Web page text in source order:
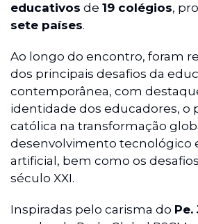
educativos de 19 colégios,
sete países.
Ao longo do encontro, foram
dos principais desafios da
contemporânea, com
identidade dos educadores, o
católica na transformação
desenvolvimento tecnológico
artificial, bem como os
século XXI.
Inspiradas pelo carisma do Pe.